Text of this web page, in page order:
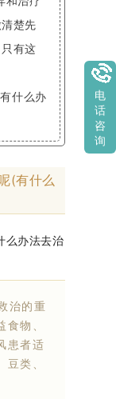
楚先
有这
(有什么
治的重
物、
患者适
类、
电
话
咨
询